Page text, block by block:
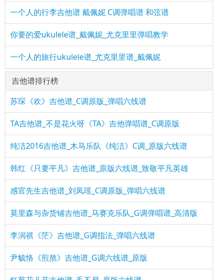
一个人的行李吉他谱 戴佩妮 C调弹唱谱 和弦谱
你要的爱ukulele谱_戴佩妮_尤克里里弹唱教学
一个人的旅行ukulele谱_尤克里里谱_戴佩妮
吉他谱排行榜
苏琛《欢》吉他谱_C调原版_弹唱六线谱
TA吉他谱_不是花火呀《TA》吉他弹唱谱_C调原版
纯洁2016吉他谱_木马乐队《纯洁》C调_原版六线谱
韩红《只要平凡》吉他谱_原版六线谱_致敬平凡英雄
感官先生吉他谱_刘凤瑶_C调原版_弹唱六线谱
莫里森与杂货铺吉他谱_马赛克乐队_G调弹唱谱_高清版
李润祺《茫》吉他谱_G调指法_弹唱六线谱
尹毓恪《煎熬》吉他谱_G调六线谱_原版